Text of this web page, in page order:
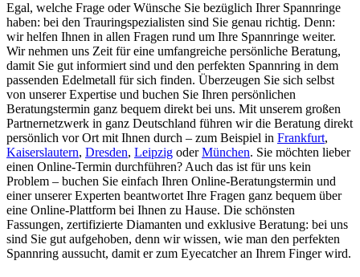
Egal, welche Frage oder Wünsche Sie bezüglich Ihrer Spannringe
haben: bei den Trauringspezialisten sind Sie genau richtig. Denn:
wir helfen Ihnen in allen Fragen rund um Ihre Spannringe weiter.
Wir nehmen uns Zeit für eine umfangreiche persönliche Beratung,
damit Sie gut informiert sind und den perfekten Spannring in dem
passenden Edelmetall für sich finden. Überzeugen Sie sich selbst
von unserer Expertise und buchen Sie Ihren persönlichen
Beratungstermin ganz bequem direkt bei uns. Mit unserem großen
Partnernetzwerk in ganz Deutschland führen wir die Beratung direkt
persönlich vor Ort mit Ihnen durch – zum Beispiel in Frankfurt,
Kaiserslautern, Dresden, Leipzig oderMünchen. Sie möchten lieber
einen Online-Termin durchführen? Auch das ist für uns kein
Problem – buchen Sie einfach Ihren Online-Beratungstermin und
einer unserer Experten beantwortet Ihre Fragen ganz bequem über
eine Online-Plattform bei Ihnen zu Hause. Die schönsten
Fassungen, zertifizierte Diamanten und exklusive Beratung: bei uns
sind Sie gut aufgehoben, denn wir wissen, wie man den perfekten
Spannring aussucht, damit er zum Eyecatcher an Ihrem Finger wird.